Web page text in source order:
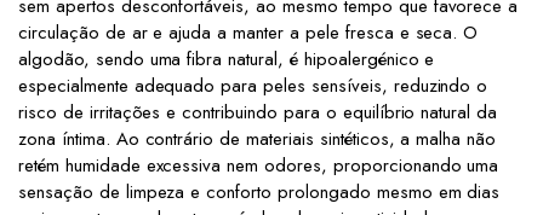
sem apertos desconfortáveis, ao mesmo tempo que favorece a
circulação de ar e ajuda a manter a pele fresca e seca. O
algodão, sendo uma fibra natural, é hipoalergénico e
especialmente adequado para peles sensíveis, reduzindo o
risco de irritações e contribuindo para o equilíbrio natural da
zona íntima. Ao contrário de materiais sintéticos, a malha não
retém humidade excessiva nem odores, proporcionando uma
sensação de limpeza e conforto prolongado mesmo em dias